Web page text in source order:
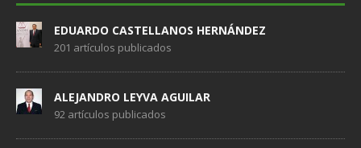
EDUARDO CASTELLANOS HERNÁNDEZ
201 artículos publicados
ALEJANDRO LEYVA AGUILAR
92 artículos publicados